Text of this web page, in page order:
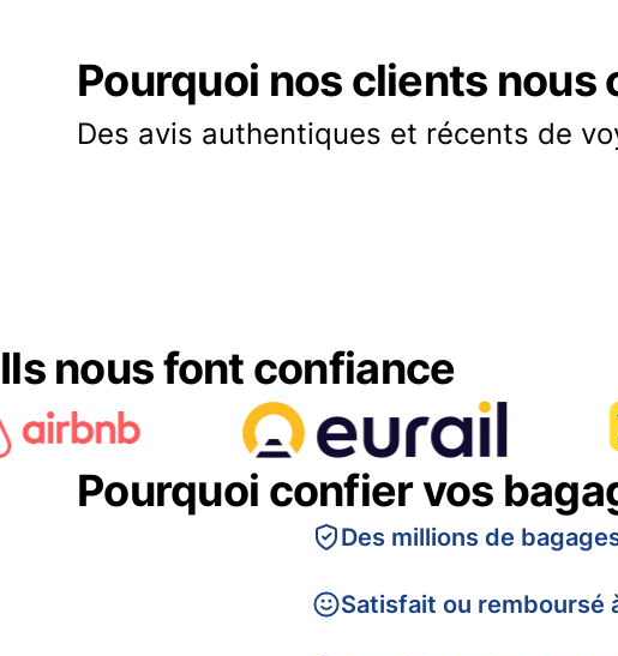
Pourquoi nos clients
Des avis authentiques et récents de
Ils nous font confiance
Pourquoi confier vos
Des millions de
Satisfait ou remboursé